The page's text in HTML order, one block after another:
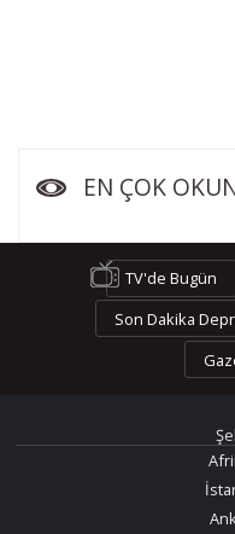
EN ÇOK
TV'de Bugün
Son Dakika